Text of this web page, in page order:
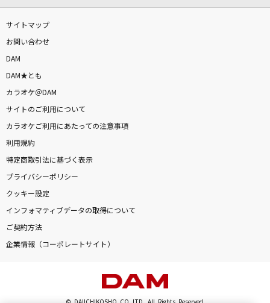
サイトマップ
お問い合わせ
DAM
DAM★とも
カラオケ＠DAM
サイトのご利用について
カラオケご利用にあたっての注意事項
利用規約
特定商取引法に基づく表示
プライバシーポリシー
クッキー設定
インフォマティブデータの取得について
ご契約方法
企業情報（コーポレートサイト）
© DAIICHIKOSHO CO.,LTD. All Rights Reserved.